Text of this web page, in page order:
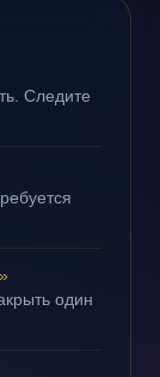
Следите
один